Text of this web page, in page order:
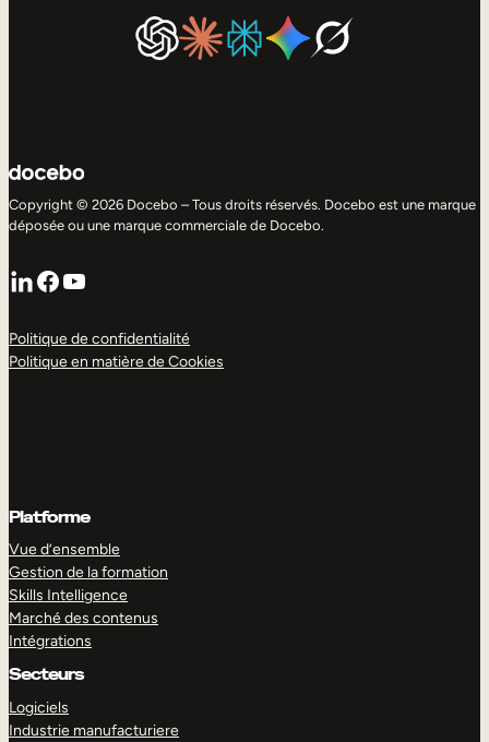
Copyright © 2026 Docebo – Tous droits réservés. Docebo est une marque
déposée ou une marque commerciale de Docebo.
LinkedIn
Facebook
YouTube
Politique de confidentialité
Politique en matière de Cookies
Platforme
Vue d’ensemble
Gestion de la formation
Skills Intelligence
Marché des contenus
Intégrations
Secteurs
Logiciels
Industrie manufacturiere